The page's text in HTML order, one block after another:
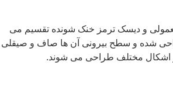
و دیسک ترمز خنک شونده تقسیم می
شده و سطح بیرونی آن ها صاف و صیقلی
اشکال مختلف طراحی می شوند.